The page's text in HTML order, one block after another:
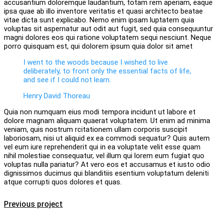
accusantium doloremque laudantium, totam rem aperiam, eaque
ipsa quae ab illo inventore veritatis et quasi architecto beatae
vitae dicta sunt explicabo. Nemo enim ipsam luptatem quia
voluptas sit aspernatur aut odit aut fugit, sed quia consequuntur
magni dolores eos qui ratione voluptatem sequi nesciunt. Neque
porro quisquam est, qui dolorem ipsum quia dolor sit amet
I went to the woods because I wished to live
deliberately, to front only the essential facts of life,
and see if I could not learn.
Henry David Thoreau
Quia non numquam eius modi tempora incidunt ut labore et
dolore magnam aliquam quaerat voluptatem. Ut enim ad minima
veniam, quis nostrum rcitationem ullam corporis suscipit
laboriosam, nisi ut aliquid ex ea commodi sequatur? Quis autem
vel eum iure reprehenderit qui in ea voluptate velit esse quam
nihil molestiae consequatur, vel illum qui lorem eum fugiat quo
voluptas nulla pariatur? At vero eos et accusamus et iusto odio
dignissimos ducimus qui blanditiis esentium voluptatum deleniti
atque corrupti quos dolores et quas.
Previous project